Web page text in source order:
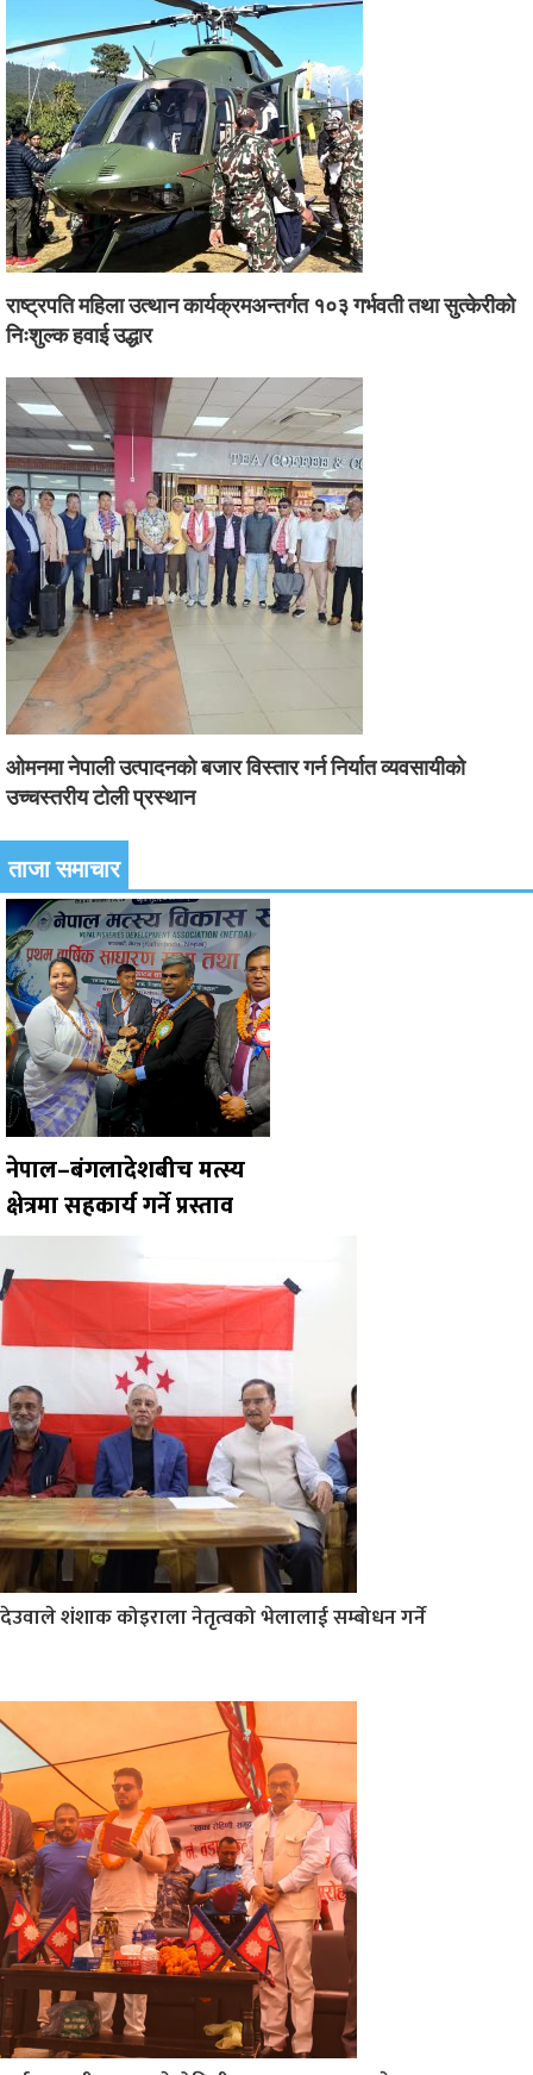
राष्ट्रपति महिला उत्थान कार्यक्रमअन्तर्गत १०३ गर्भवती तथा सुत्केरीको
निःशुल्क हवाई उद्धार
ओमनमा नेपाली उत्पादनको बजार विस्तार गर्न निर्यात व्यवसायीको
उच्चस्तरीय टोली प्रस्थान
ताजा समाचार
नेपाल–बंगलादेशबीच मत्स्य
क्षेत्रमा सहकार्य गर्ने प्रस्ताव
देउवाले शंशाक कोइराला नेतृत्वको भेलालाई सम्बोधन गर्ने